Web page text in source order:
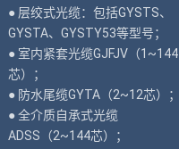
● 层绞式光缆：包括GYSTS、
GYSTA、GYSTY53等型号；
● 室内紧套光缆GJFJV（1~144
芯）；
● 防水尾缆GYTA（2~12芯）；
● 全介质自承式光缆
ADSS（2~144芯）；